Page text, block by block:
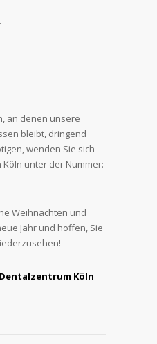
an denen unsere
bleibt, dringend
wenden Sie sich
unter der Nummer:
Weihnachten und
Jahr und hoffen, Sie
Dentalzentrum Köln